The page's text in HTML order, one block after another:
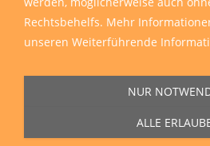
Rechtsbehelfs. Mehr
unseren Weiterführende
NUR
ALLE